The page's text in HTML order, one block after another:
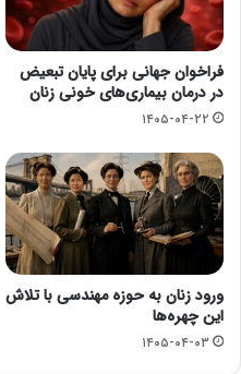
فراخوان جهانی برای پایان تبعیض
در درمان بیماری‌های خونی زنان
۱۴۰۵-۰۴-۲۲
ورود زنان به حوزه مهندسی با تلاش
این چهره‌ها
۱۴۰۵-۰۴-۰۳